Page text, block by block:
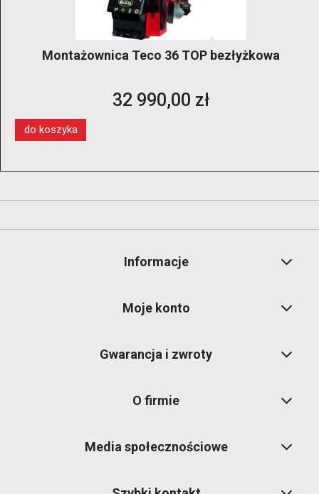
Montażownica Teco 36 TOP bezłyżkowa
32 990,00 zł
do koszyka
Informacje
Moje konto
Gwarancja i zwroty
O firmie
Media społecznościowe